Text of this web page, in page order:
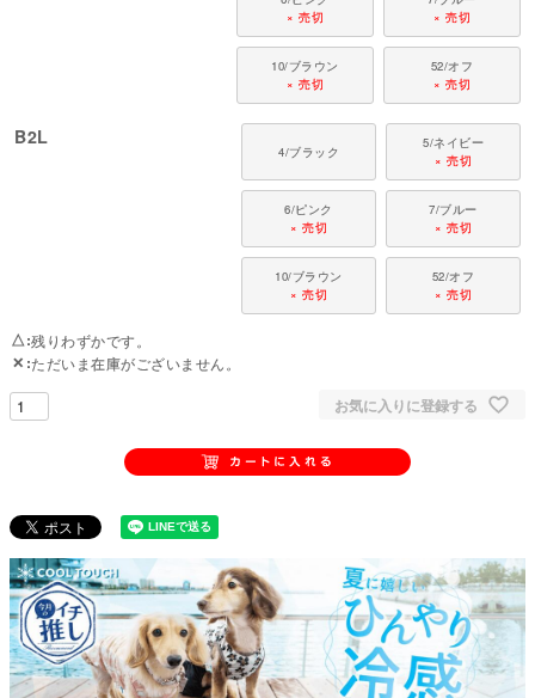
× 売切
× 売切
10/ブラウン
× 売切
52/オフ
× 売切
B2L
4/ブラック
5/ネイビー
× 売切
6/ピンク
× 売切
7/ブルー
× 売切
10/ブラウン
× 売切
52/オフ
× 売切
△ 残りわずかです。
✕ ただいま在庫がございません。
お気に入りに登録する